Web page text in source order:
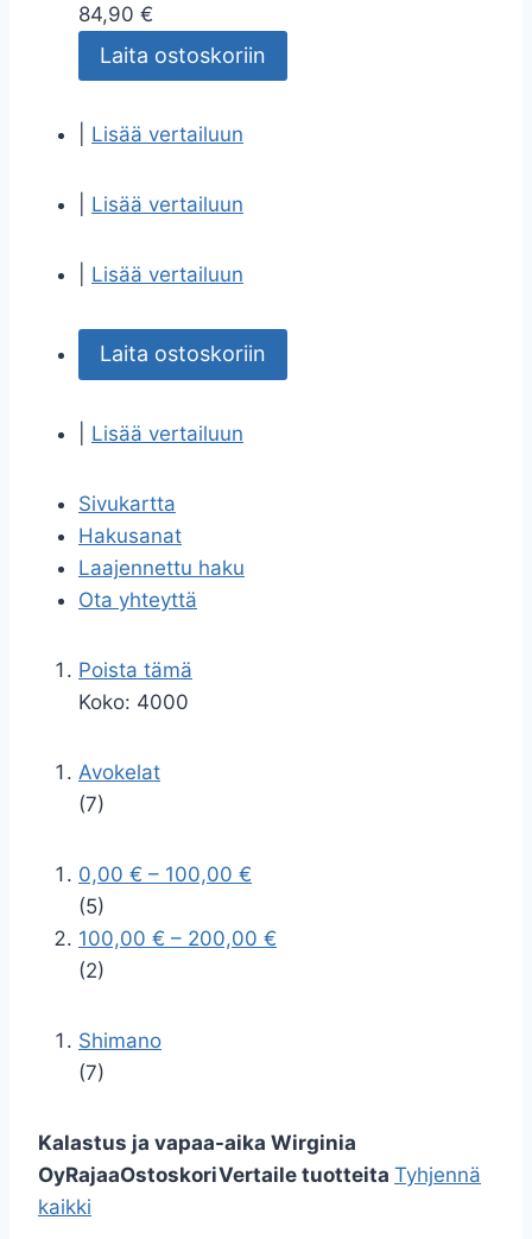
84,90 €
Laita ostoskoriin
Lisää vertailuun
Lisää vertailuun
Lisää vertailuun
Laita ostoskoriin
Lisää vertailuun
Sivukartta
Hakusanat
Laajennettu haku
Ota yhteyttä
Poista tämä
Koko: 4000
Avokelat
(7)
0,00 € – 100,00 €
(5)
100,00 € – 200,00 €
(2)
Shimano
(7)
Kalastus ja vapaa-aika Wirginia
OyRajaaOstoskoriVertaile tuotteita Tyhjennä
kaikki